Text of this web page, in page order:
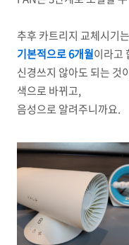
추후 카트리지 교체시기
기본적으로 6개월이라고
신경쓰지 않아도 되는 것
색으로 바뀌고,
음성으로 알려주니까요.